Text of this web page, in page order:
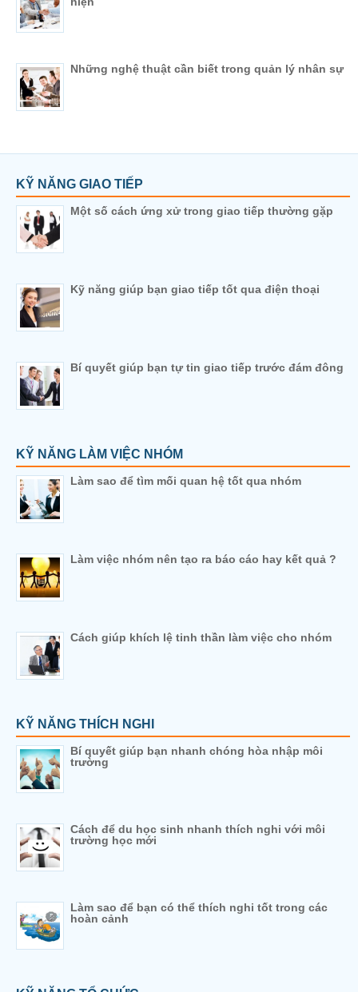
Những nghệ thuật cần biết trong quản lý nhân sự
KỸ NĂNG GIAO TIẾP
Một số cách ứng xử trong giao tiếp thường gặp
Kỹ năng giúp bạn giao tiếp tốt qua điện thoại
Bí quyết giúp bạn tự tin giao tiếp trước đám đông
KỸ NĂNG LÀM VIỆC NHÓM
Làm sao để tìm mối quan hệ tốt qua nhóm
Làm việc nhóm nên tạo ra báo cáo hay kết quả ?
Cách giúp khích lệ tinh thần làm việc cho nhóm
KỸ NĂNG THÍCH NGHI
Bí quyết giúp bạn nhanh chóng hòa nhập môi
trường
Cách để du học sinh nhanh thích nghi với môi
trường học mới
Làm sao để bạn có thể thích nghi tốt trong các
hoàn cảnh